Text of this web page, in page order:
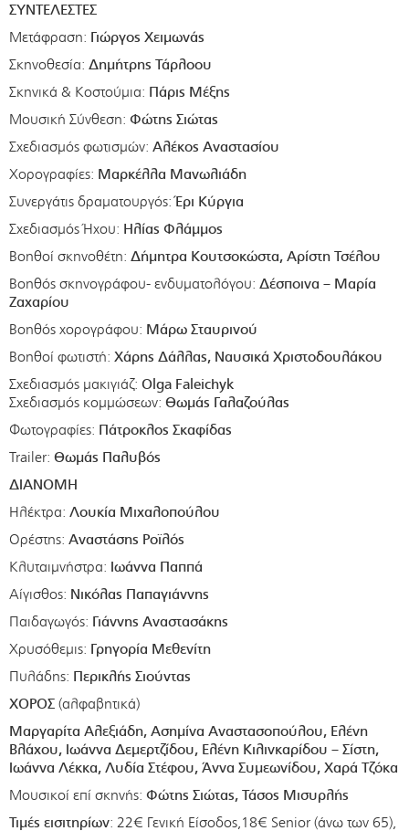
ΣΥΝΤΕΛΕΣΤΕΣ
Μετάφραση: Γιώργος Χειμωνάς
Σκηνοθεσία: Δημήτρης Τάρλοου
Σκηνικά & Κοστούμια: Πάρις Μέξης
Μουσική Σύνθεση: Φώτης Σιώτας
Σχεδιασμός φωτισμών: Αλέκος Αναστασίου
Χορογραφίες: Μαρκέλλα Μανωλιάδη
Συνεργάτις δραματουργός:Έρι Κύργια
Σχεδιασμός Ήχου: Ηλίας Φλάμμος
Βοηθοί σκηνοθέτη: Δήμητρα Κουτσοκώστα, Αρίστη Τσέλου
Βοηθός σκηνογράφου- ενδυματολόγου: Δέσποινα – Μαρία
Ζαχαρίου
Βοηθός χορογράφου: Μάρω Σταυρινού
Βοηθοί φωτιστή: Χάρης Δάλλας, Ναυσικά Χριστοδουλάκου
Σχεδιασμός μακιγιάζ: Olga Faleichyk
Σχεδιασμός κομμώσεων: Θωμάς Γαλαζούλας
Φωτογραφίες: Πάτροκλος Σκαφίδας
Trailer: Θωμάς Παλυβός
ΔΙΑΝΟΜΗ
Ηλέκτρα: Λουκία Μιχαλοπούλου
Ορέστης: Αναστάσης Ροϊλός
Κλυταιμνήστρα: Ιωάννα Παππά
Αίγισθος: Νικόλας Παπαγιάννης
Παιδαγωγός: Γιάννης Αναστασάκης
Χρυσόθεμις: Γρηγορία Μεθενίτη
Πυλάδης: Περικλής Σιούντας
ΧΟΡΟΣ (αλφαβητικά)
Μαργαρίτα Αλεξιάδη, Ασημίνα Αναστασοπούλου, Ελένη
Βλάχου, Ιωάννα Δεμερτζίδου, Ελένη Κιλινκαρίδου – Σίστη,
Ιωάννα Λέκκα, Λυδία Στέφου, Άννα Συμεωνίδου, Χαρά Τζόκα
Μουσικοί επί σκηνής: Φώτης Σιώτας, Τάσος Μισυρλής
Τιμές εισιτηρίων: 22€ Γενική Είσοδος,18€ Senior (άνω των 65),